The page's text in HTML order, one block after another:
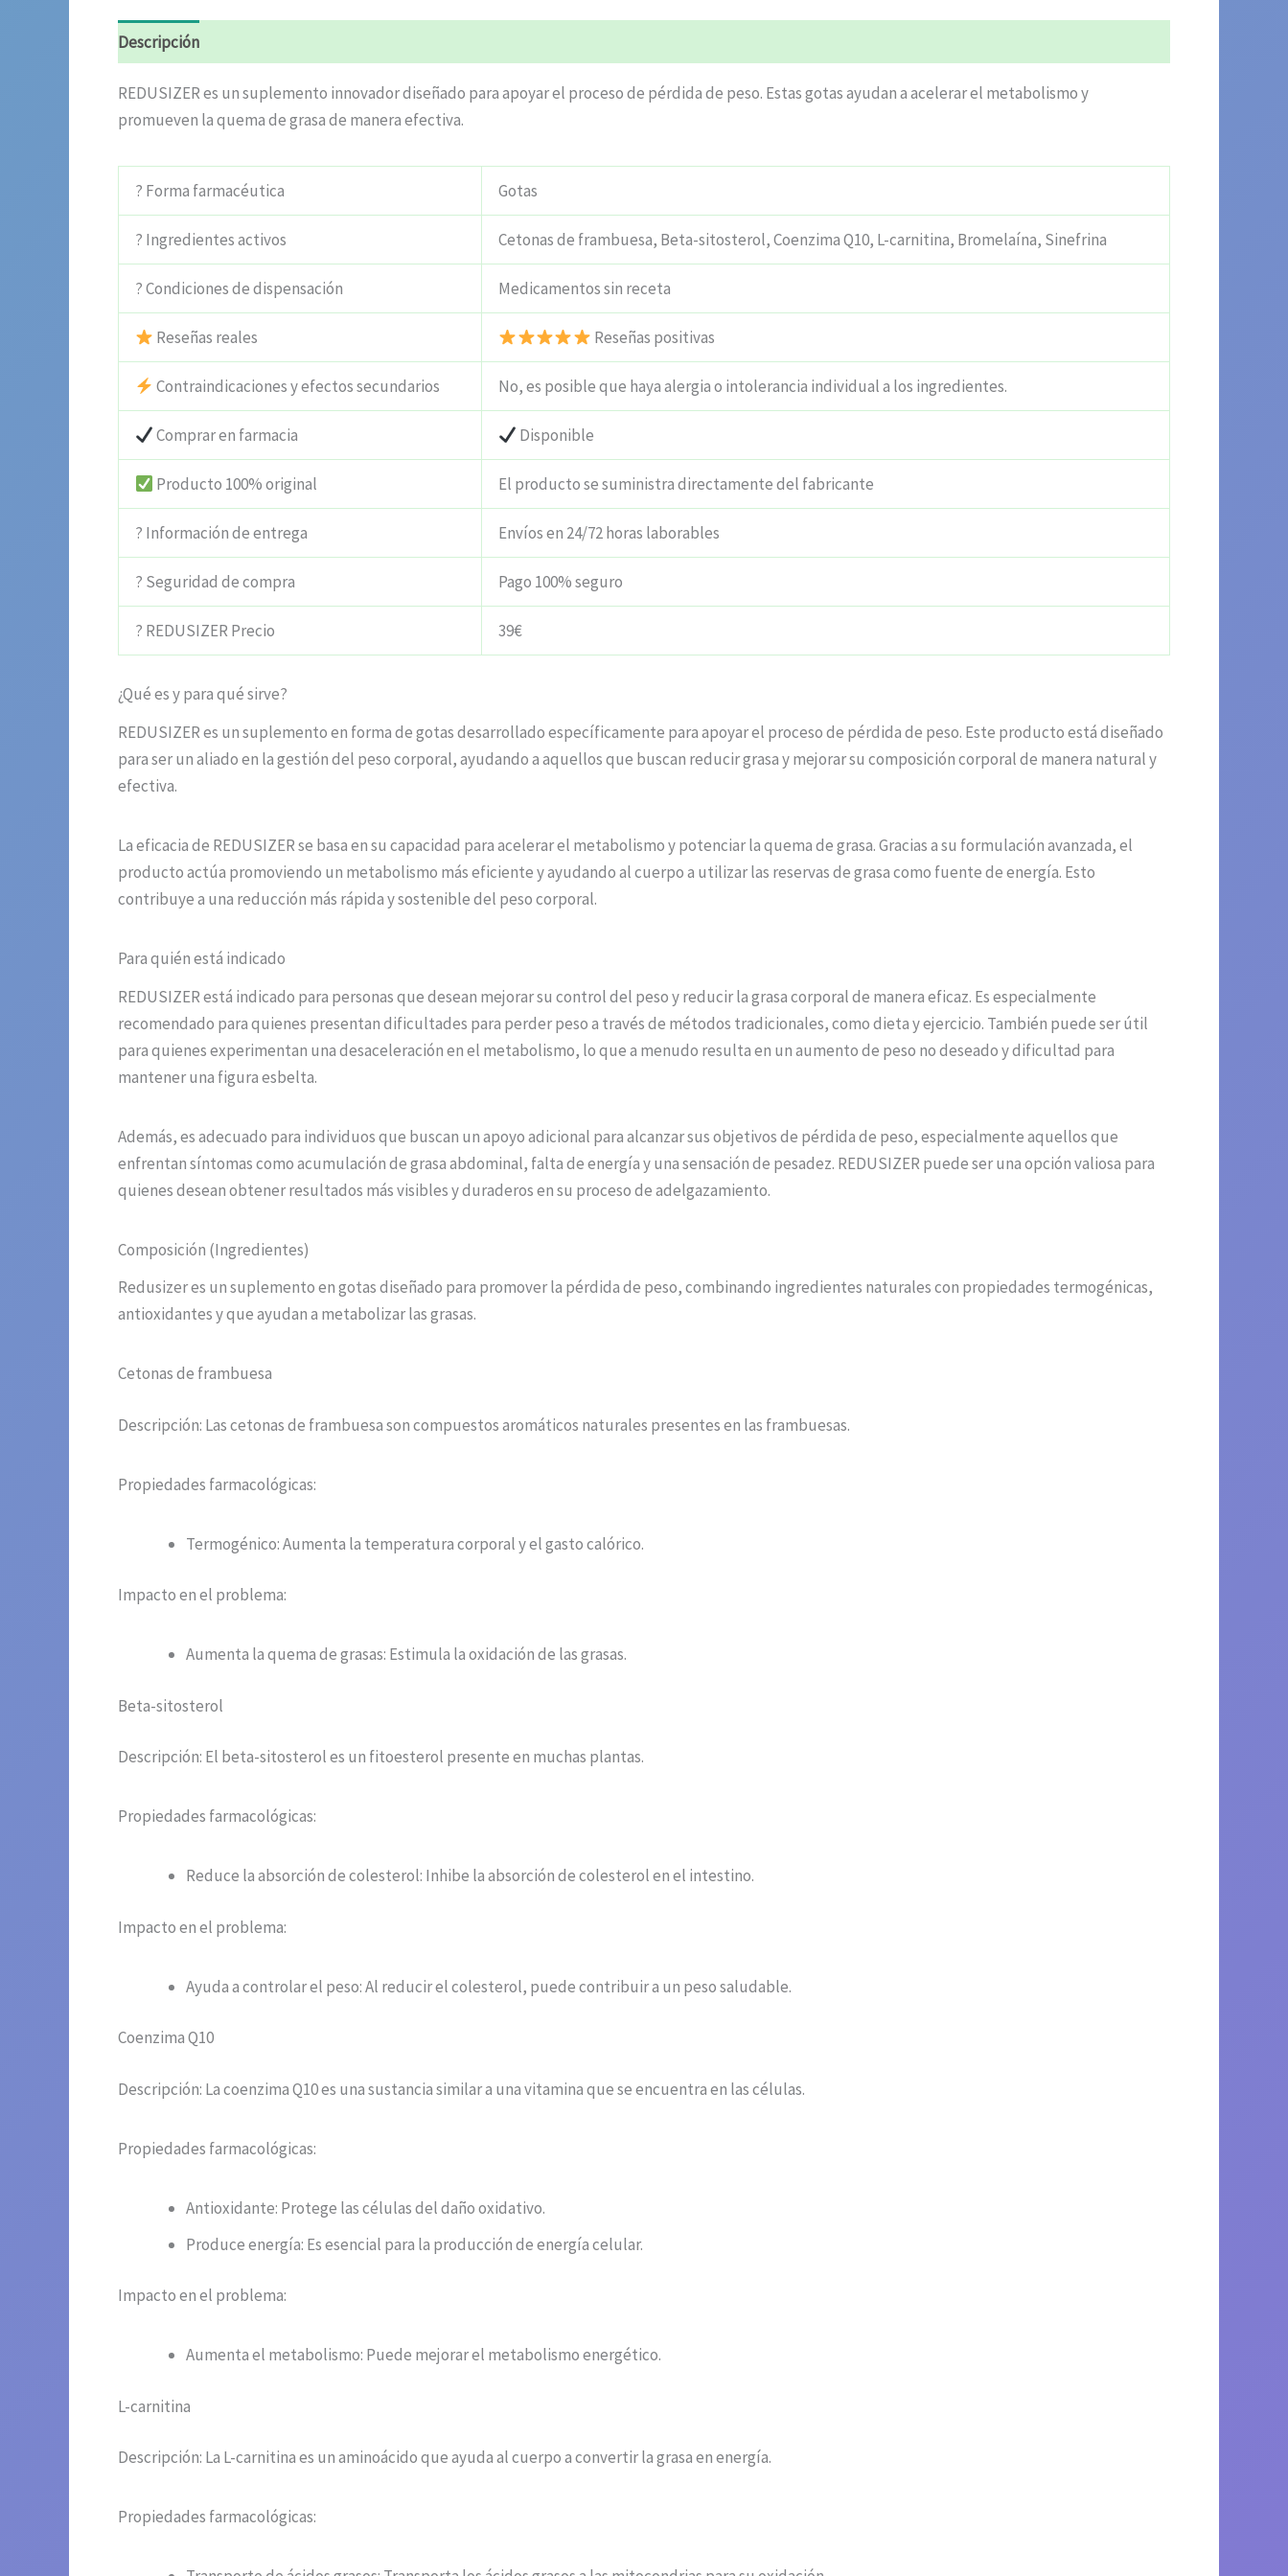
Descripción
REDUSIZER es un suplemento innovador diseñado para apoyar el proceso de pérdida de peso. Estas gotas ayudan a acelerar el metabolismo y
promueven la quema de grasa de manera efectiva.
? Forma farmacéutica Gotas
? Ingredientes activos Cetonas de frambuesa, Beta-sitosterol, Coenzima Q10, L-carnitina, Bromelaína, Sinefrina
? Condiciones de dispensación Medicamentos sin receta
Reseñas reales Reseñas positivas
Contraindicaciones y efectos secundarios No, es posible que haya alergia o intolerancia individual a los ingredientes.
Comprar en farmacia Disponible
Producto 100% original El producto se suministra directamente del fabricante
? Información de entrega Envíos en 24/72 horas laborables
? Seguridad de compra Pago 100% seguro
? REDUSIZER Precio 39€
¿Qué es y para qué sirve?
REDUSIZER es un suplemento en forma de gotas desarrollado específicamente para apoyar el proceso de pérdida de peso. Este producto está diseñado
para ser un aliado en la gestión del peso corporal, ayudando a aquellos que buscan reducir grasa y mejorar su composición corporal de manera natural y
efectiva.
La eficacia de REDUSIZER se basa en su capacidad para acelerar el metabolismo y potenciar la quema de grasa. Gracias a su formulación avanzada, el
producto actúa promoviendo un metabolismo más eficiente y ayudando al cuerpo a utilizar las reservas de grasa como fuente de energía. Esto
contribuye a una reducción más rápida y sostenible del peso corporal.
Para quién está indicado
REDUSIZER está indicado para personas que desean mejorar su control del peso y reducir la grasa corporal de manera eficaz. Es especialmente
recomendado para quienes presentan dificultades para perder peso a través de métodos tradicionales, como dieta y ejercicio. También puede ser útil
para quienes experimentan una desaceleración en el metabolismo, lo que a menudo resulta en un aumento de peso no deseado y dificultad para
mantener una figura esbelta.
Además, es adecuado para individuos que buscan un apoyo adicional para alcanzar sus objetivos de pérdida de peso, especialmente aquellos que
enfrentan síntomas como acumulación de grasa abdominal, falta de energía y una sensación de pesadez. REDUSIZER puede ser una opción valiosa para
quienes desean obtener resultados más visibles y duraderos en su proceso de adelgazamiento.
Composición (Ingredientes)
Redusizer es un suplemento en gotas diseñado para promover la pérdida de peso, combinando ingredientes naturales con propiedades termogénicas,
antioxidantes y que ayudan a metabolizar las grasas.
Cetonas de frambuesa
Descripción: Las cetonas de frambuesa son compuestos aromáticos naturales presentes en las frambuesas.
Propiedades farmacológicas:
Termogénico: Aumenta la temperatura corporal y el gasto calórico.
Impacto en el problema:
Aumenta la quema de grasas: Estimula la oxidación de las grasas.
Beta-sitosterol
Descripción: El beta-sitosterol es un fitoesterol presente en muchas plantas.
Propiedades farmacológicas:
Reduce la absorción de colesterol: Inhibe la absorción de colesterol en el intestino.
Impacto en el problema:
Ayuda a controlar el peso: Al reducir el colesterol, puede contribuir a un peso saludable.
Coenzima Q10
Descripción: La coenzima Q10 es una sustancia similar a una vitamina que se encuentra en las células.
Propiedades farmacológicas:
Antioxidante: Protege las células del daño oxidativo.
Produce energía: Es esencial para la producción de energía celular.
Impacto en el problema:
Aumenta el metabolismo: Puede mejorar el metabolismo energético.
L-carnitina
Descripción: La L-carnitina es un aminoácido que ayuda al cuerpo a convertir la grasa en energía.
Propiedades farmacológicas: